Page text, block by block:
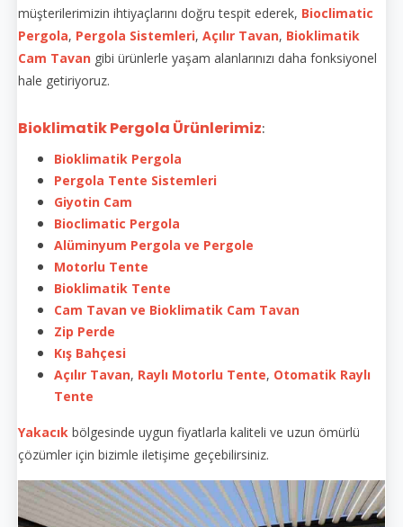
müşterilerimizin ihtiyaçlarını doğru tespit ederek, Bioclimatic
Pergola, Pergola Sistemleri, Açılır Tavan, Bioklimatik
Cam Tavan gibi ürünlerle yaşam alanlarınızı daha fonksiyonel
hale getiriyoruz.
Bioklimatik Pergola Ürünlerimiz:
Bioklimatik Pergola
Pergola Tente Sistemleri
Giyotin Cam
Bioclimatic Pergola
Alüminyum Pergola ve Pergole
Motorlu Tente
Bioklimatik Tente
Cam Tavan ve Bioklimatik Cam Tavan
Zip Perde
Kış Bahçesi
Açılır Tavan, Raylı Motorlu Tente, Otomatik Raylı
Tente
Yakacık bölgesinde uygun fiyatlarla kaliteli ve uzun ömürlü
çözümler için bizimle iletişime geçebilirsiniz.